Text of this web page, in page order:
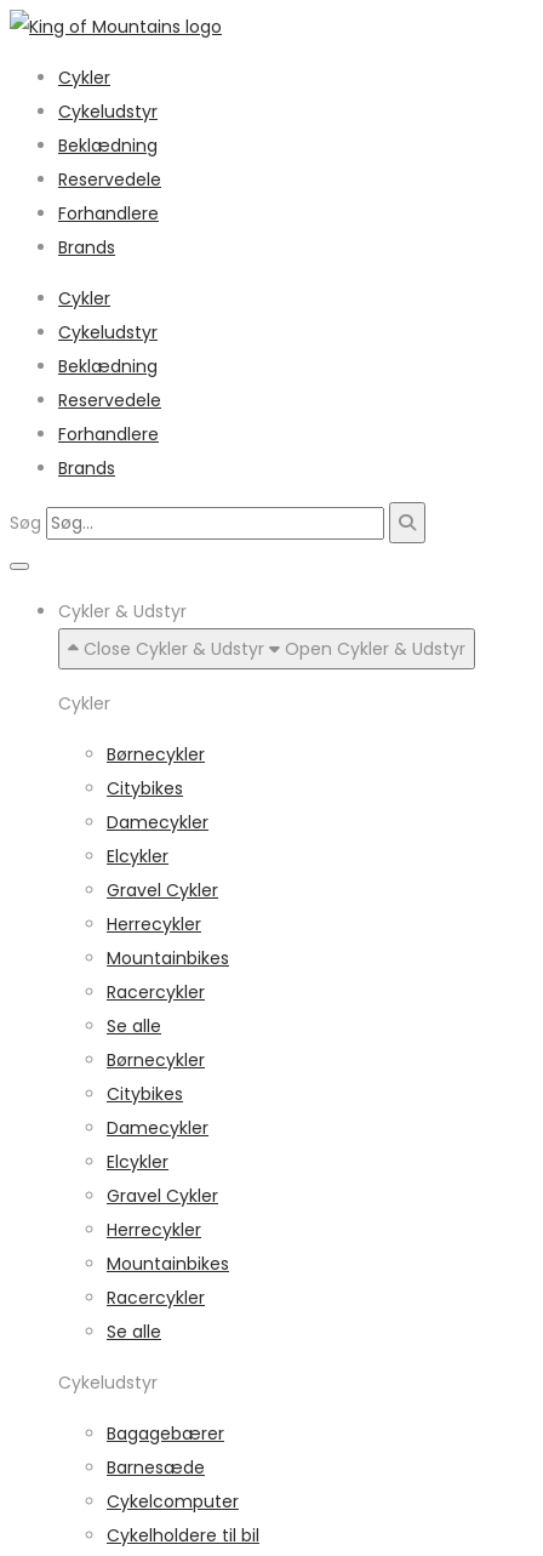
Cykler
Cykeludstyr
Beklædning
Reservedele
Forhandlere
Brands
Cykler
Cykeludstyr
Beklædning
Reservedele
Forhandlere
Brands
Søg
Cykler & Udstyr
Close Cykler & Udstyr
Open Cykler & Udstyr
Cykler
Børnecykler
Citybikes
Damecykler
Elcykler
Gravel Cykler
Herrecykler
Mountainbikes
Racercykler
Se alle
Børnecykler
Citybikes
Damecykler
Elcykler
Gravel Cykler
Herrecykler
Mountainbikes
Racercykler
Se alle
Cykeludstyr
Bagagebærer
Barnesæde
Cykelcomputer
Cykelholdere til bil